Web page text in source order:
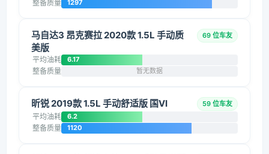
整备质量 1297
马自达3 昂克赛拉 2020款 1.5L 手动质
美版
69 位车友
平均油耗 6.17
整备质量 暂无数据
昕锐 2019款 1.5L 手动舒适版 国VI 59 位车友
平均油耗 6.2
整备质量 1120